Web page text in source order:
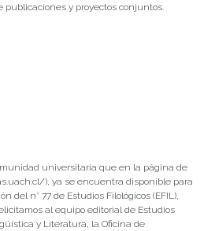
publicaciones y proyectos conjuntos.
universitaria que en la página de
), ya se encuentra disponible para
del n° 77 de Estudios Filológicos (EFIL),
al equipo editorial de Estudios
y Literatura, la Oficina de